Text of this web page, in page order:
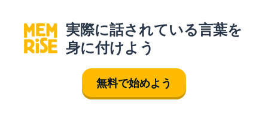
実際に話されている言葉を
身に付けよう
無料で始めよう